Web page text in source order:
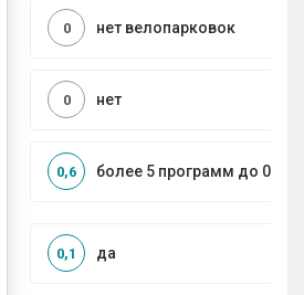
нет велопарковок
0
нет
0
более 5 программ до 0,5
0,6
да
0,1